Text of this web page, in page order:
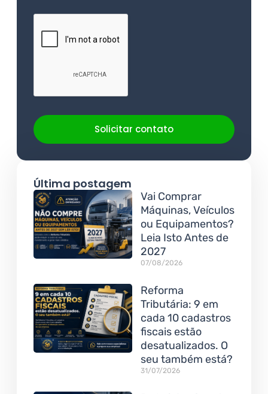
Solicitar contato
Última postagem
Vai Comprar
Máquinas, Veículos
ou Equipamentos?
Leia Isto Antes de
2027
07/08/2026
Reforma
Tributária: 9 em
cada 10 cadastros
fiscais estão
desatualizados. O
seu também está?
31/07/2026